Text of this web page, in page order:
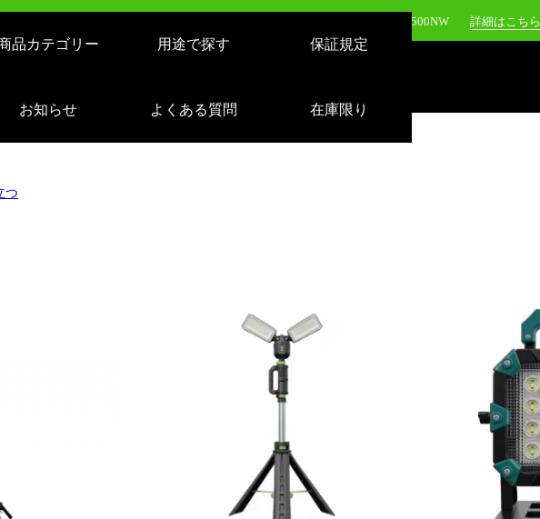
日（火）新発売：500W LEDバルーンライト AirGlowエアグロウ EVO KT-BL500NW 詳細はこちら
新発売：LEDサーチライト 充電式 10000lm 1500m遠距離照射 スタンドつき IP65 YC-1500M
3日（月）新発売：逆富士形 40W形/24W切り替え 4800lm 天井照明 LD-24-40RFJ
品カテゴリー 用途で探す 保証規定
お知らせ よくある質問 在庫限り
つ